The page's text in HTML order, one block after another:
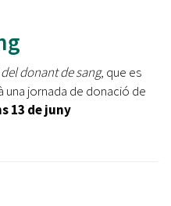
donant de sang, que es
una jornada de donació de
13 de juny